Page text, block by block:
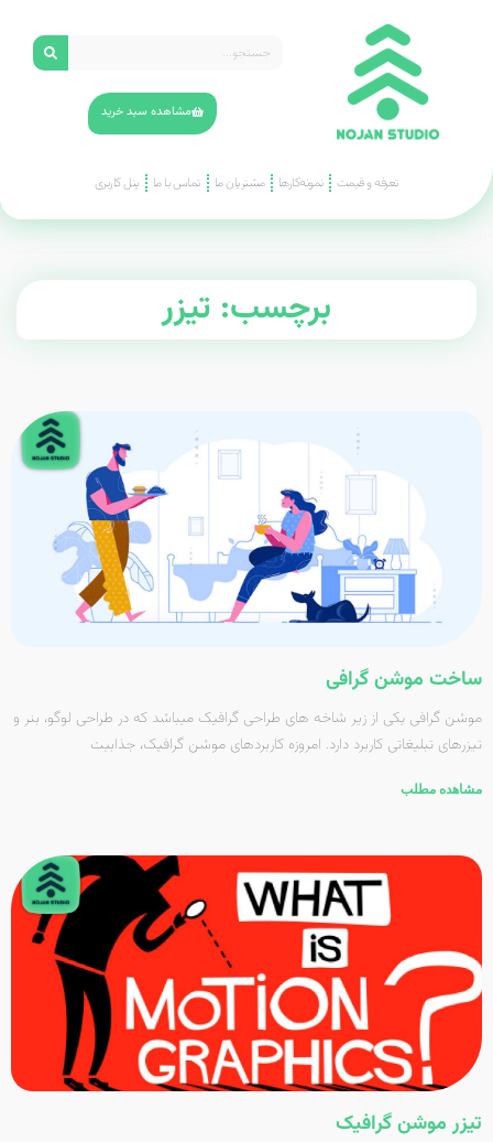
مشاهده سبد خرید
تعرفه و قیمت نمونه‌کارها مشتریان ما تماس با ما پنل کاربری
برچسب: تیزر
ساخت موشن گرافی
موشن گرافی یکی از زیر شاخه­ های طراحی گرافیک می­باشد که در طراحی لوگو، بنر و
تیزرهای تبلیغاتی کاربرد دارد. امروزه کاربردهای موشن گرافیک، جذابیت
مشاهده مطلب
تیزر موشن گرافیک